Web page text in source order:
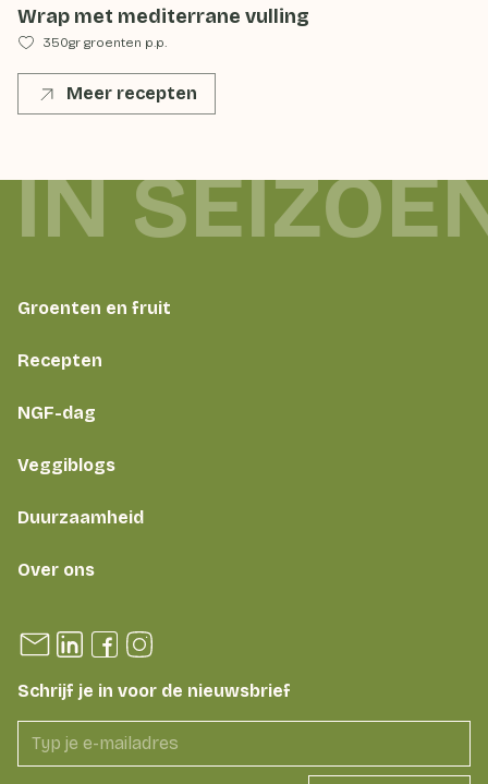
Wrap met mediterrane vulling
350gr groenten p.p.
Meer recepten
Groenten en fruit
Recepten
NGF-dag
Veggiblogs
Duurzaamheid
Over ons
Schrijf je in voor de nieuwsbrief